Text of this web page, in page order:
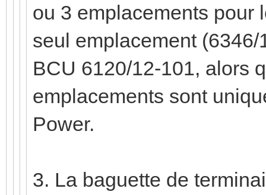
ou 3 emplacements pour
seul emplacement
BCU 6120/12-101, alors
emplacements sont
Power.
3. La baguette de